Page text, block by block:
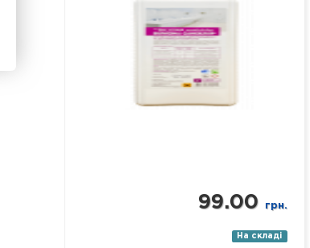
99.00 грн.
На складі